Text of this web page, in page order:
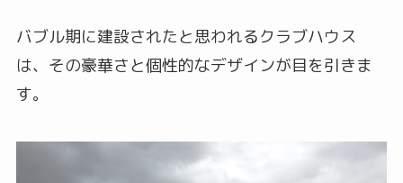
バブル期に建設されたと思われるクラブハウス
は、その豪華さと個性的なデザインが目を引きま
す。